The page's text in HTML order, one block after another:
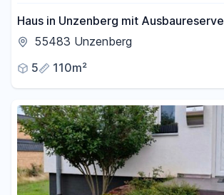
Haus in Unzenberg mit Ausbaureserve
55483 Unzenberg
5
110m²